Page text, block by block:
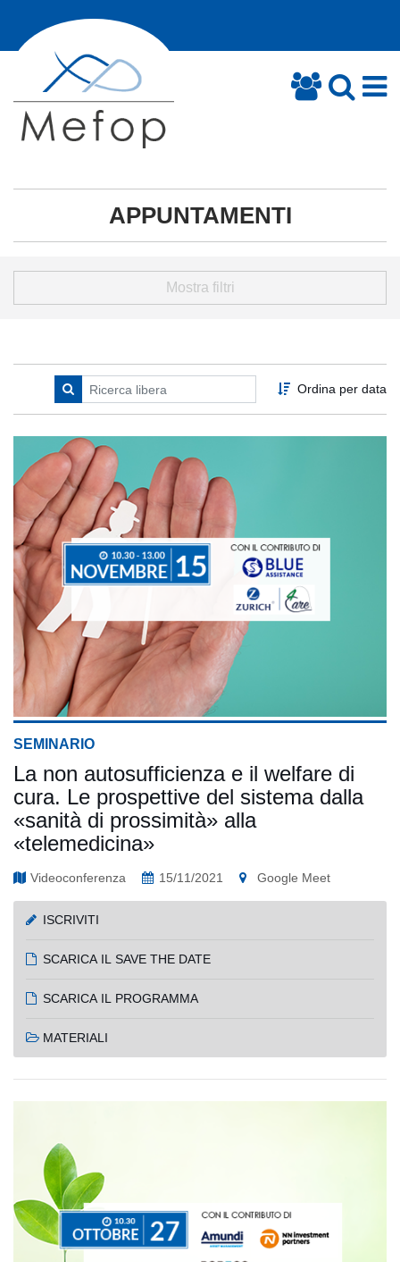
APPUNTAMENTI
Mostra filtri
Ordina per data
SEMINARIO
La non autosufficienza e il welfare di
cura. Le prospettive del sistema dalla
«sanità di prossimità» alla
«telemedicina»
Videoconferenza 15/11/2021 Google Meet
ISCRIVITI
SCARICA IL SAVE THE DATE
SCARICA IL PROGRAMMA
MATERIALI